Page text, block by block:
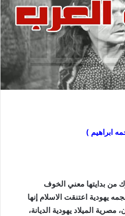
ابراهيم )
من بدايتها معني الخوف
يهودية اعتنقت الاسلام إنها
مصرية الميلاد يهودية الديانة،